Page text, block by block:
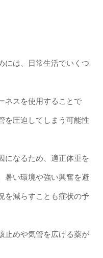
には、日常生活でいくつ
ネスを使用することで
を圧迫してしまう可能性
になるため、適正体重を
暑い環境や強い興奮を避
を減らすことも症状の予
止めや気管を広げる薬が